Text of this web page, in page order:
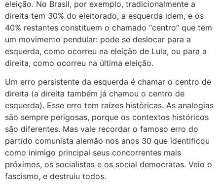
eleição. No Brasil, por exemplo, tradicionalmente a
direita tem 30% do eleitorado, a esquerda idem, e os
40% restantes constituem o chamado “centro” que tem
um movimento pendular: pode se deslocar para a
esquerda, como ocorreu na eleição de Lula, ou para a
direita, como ocorreu na última eleição.
Um erro persistente da esquerda é chamar o centro de
direita (a direita também já chamou o centro de
esquerda). Esse erro tem raízes históricas. As analogias
são sempre perigosas, porque os contextos históricos
são diferentes. Mas vale recordar o famoso erro do
partido comunista alemão nos anos 30 que identificou
como inimigo principal seus concorrentes mais
próximos, os socialistas e os social democratas. Veio o
fascismo, e destruiu todos.